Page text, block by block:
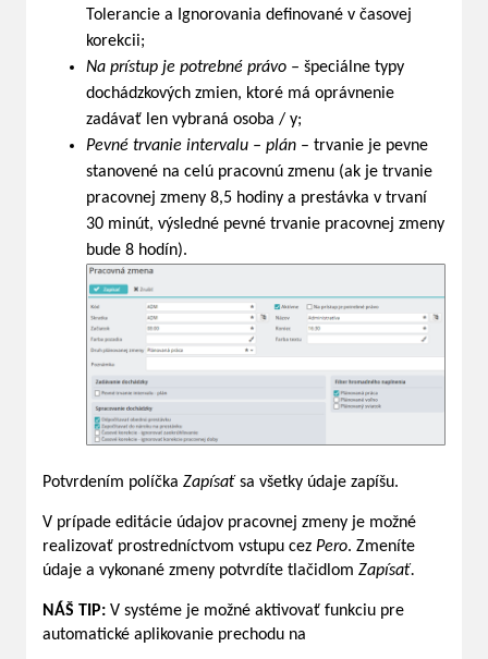
Tolerancie a Ignorovania definované v časovej
korekcii;
Na prístup je potrebné právo – špeciálne typy
dochádzkových zmien, ktoré má oprávnenie
zadávať len vybraná osoba / y;
Pevné trvanie intervalu – plán – trvanie je pevne
stanovené na celú pracovnú zmenu (ak je trvanie
pracovnej zmeny 8,5 hodiny a prestávka v trvaní
30 minút, výsledné pevné trvanie pracovnej zmeny
bude 8 hodín).
Potvrdením políčka Zapísaťsa všetky údaje zapíšu.
V prípade editácie údajov pracovnej zmeny je možné
realizovať prostredníctvom vstupu cez Pero. Zmeníte
údaje a vykonané zmeny potvrdíte tlačidlom Zapísať.
NÁŠ TIP: V systéme je možné aktivovať funkciu pre
automatické aplikovanie prechodu na